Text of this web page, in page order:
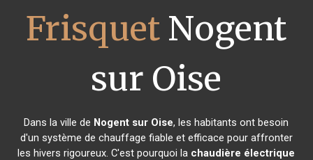
Frisquet Nogent
sur Oise
Dans la ville de Nogent sur Oise, les habitants ont besoin
d'un système de chauffage fiable et efficace pour affronter
les hivers rigoureux. C'est pourquoi la chaudière électrique